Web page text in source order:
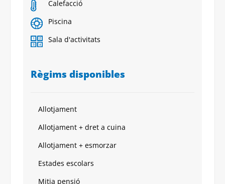
Calefacció
Piscina
Sala d'activitats
Règims disponibles
Allotjament
Allotjament + dret a cuina
Allotjament + esmorzar
Estades escolars
Mitja pensió